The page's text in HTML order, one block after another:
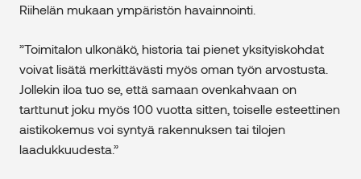
Riihelän mukaan ympäristön havainnointi.
”Toimitalon ulkonäkö, historia tai pienet yksityiskohdat
voivat lisätä merkittävästi myös oman työn arvostusta.
Jollekin iloa tuo se, että samaan ovenkahvaan on
tarttunut joku myös 100 vuotta sitten, toiselle esteettinen
aistikokemus voi syntyä rakennuksen tai tilojen
laadukkuudesta.”